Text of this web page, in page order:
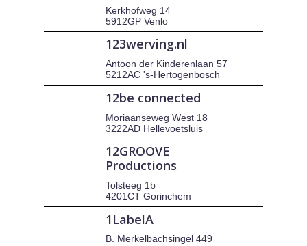
Kerkhofweg 14
5912GP Venlo
123werving.nl
Antoon der Kinderenlaan 57
5212AC 's-Hertogenbosch
12be connected
Moriaanseweg West 18
3222AD Hellevoetsluis
12GROOVE
Productions
Tolsteeg 1b
4201CT Gorinchem
1LabelA
B. Merkelbachsingel 449